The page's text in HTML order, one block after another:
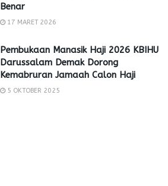
Benar
17 MARET 2026
Pembukaan Manasik Haji 2026 KBIHU
Darussalam Demak Dorong
Kemabruran Jamaah Calon Haji
5 OKTOBER 2025